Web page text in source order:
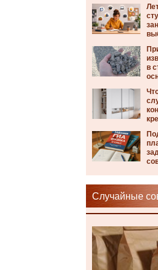
в
Случайные